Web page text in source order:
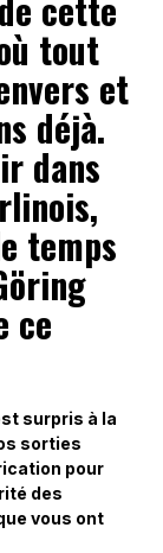
tout
et
déjà.
dans
temps
ce
surpris à la
sorties
pour
des
vous ont